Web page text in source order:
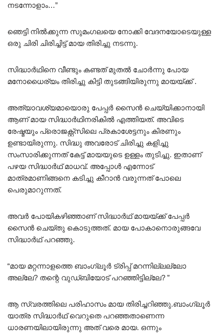
നടന്നോളാം…”
ഞെട്ടി നിൽക്കുന്ന സുമംഗലയെ നോക്കി വേദനയോടെയുള്ള
ഒരു ചിരി ചിരിച്ചിട്ട് മായ തിരിച്ചു നടന്നു.
സിദ്ധാർഥിനെ വീണ്ടും കണ്ടത് മുതൽ ചോർന്നു പോയ
മനോധൈര്യം തിരിച്ചു കിട്ടി തുടങ്ങിയിരുന്നു മായയ്ക്ക് .
അത്യാവശ്യമായൊരു പേപ്പർ സൈൻ ചെയ്യിക്കാനായി
ആണ് മായ സിദ്ധാർഥിനരികിൽ എത്തിയത്. അവിടെ
രേഷ്മയും പ്രൊജക്റ്റ്‌സിലെ പ്രകാശേട്ടനും കിരണും
ഉണ്ടായിരുന്നു. സിദ്ധു അവരോട് ചിരിച്ചു കളിച്ചു
സംസാരിക്കുന്നത് കേട്ട് മായയുടെ ഉള്ളം തുടിച്ചു. ഇതാണ്
പഴയ സിദ്ധാർഥ് മാധവ്. അപ്പോൾ എന്നോട്
മാത്രമാണിങ്ങനെ കടിച്ചു കീറാൻ വരുന്നത് പോലെ
പെരുമാറുന്നത്.
അവർ പോയികഴിഞ്ഞാണ് സിദ്ധാർഥ് മായയ്ക്ക് പേപ്പർ
സൈൻ ചെയ്തു കൊടുത്തത്. മായ പോകാനൊരുങ്ങവേ
സിദ്ധാർഥ് പറഞ്ഞു.
“മായ മറ്റന്നാളത്തെ ബാംഗ്ലൂർ ട്രിപ്പ്‌ മറന്നില്ലല്ലോ
അല്ലേ? തന്റെ വുഡ്ബിയോട് പറഞ്ഞിട്ടില്ലേ? ”
ആ സ്വരത്തിലെ പരിഹാസം മായ തിരിച്ചറിഞ്ഞു.ബാംഗ്ലൂർ
യാത്ര സിദ്ധാർഥ് വെറുതെ പറഞ്ഞതാണെന്ന
ധാരണയിലായിരുന്നു അത് വരെ മായ. ഒന്നും